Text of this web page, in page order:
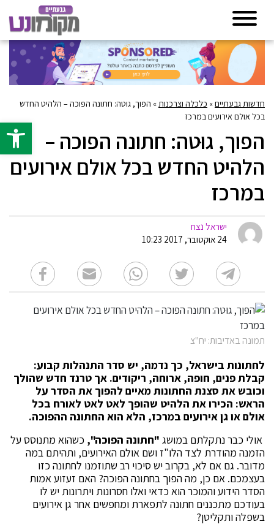
פתח
חדשות גבעתיים» כלכלה וצרכנות » הפוך, גוּטה: חתונה הפוכה – הלהיט החדש
בכל אולם אירועים במרכז
הפוך, גוּטה: חתונה הפוכה –
הלהיט החדש בכל אולם אירועים
במרכז
ישראל נצח
24 אוקטובר, 2017 10:23
תמונה באדיבות: יח"צ
לחתונות בישראל, כך נדמה, יש סדר התנהלות קבוע:
קבלת פנים, חופה, ארוחה, ריקודים. אך טרנד חדש שהולך
וכובש את סצנת החתונות מאיים להפוך את הסדר על
הראש: הכירו את הלהיט שהופך לאט לאט לאורח בכל
אולם או גן אירועים במרכז, הלא הוא החתונה ההפוכה.
אולי כבר נתקלתם במושג "חתונה הפוכה", כשהוא מתנוסס על
הזמנה מהודרת לצד הלו"ז ושם אולם האירועים, ותהיתם במה
מדובר. גם אם לא, בקרוב יש סיכוי רב שתוזמנו לחתונה כזו
בעצמכם. אם כן, מה הפוך בחתונה הפוכה? האם זעזוע אמות
הסדר הידוע והמוכר הוא כדאי ואלו חסרונות ויתרונות יש לו
בעודכם מתכננים חתונה לתפארת ומחפשים אחר גן אירועים
בשפלה ותקליטן?